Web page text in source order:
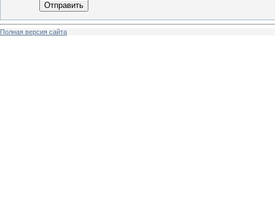
Отправить
Полная версия сайта